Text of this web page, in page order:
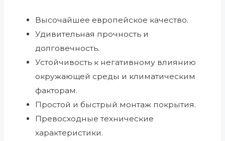
Высочайшее европейское качество.
Удивительная прочность и
долговечность.
Устойчивость к негативному влиянию
окружающей среды и климатическим
факторам.
Простой и быстрый монтаж покрытия.
Превосходные технические
характеристики.